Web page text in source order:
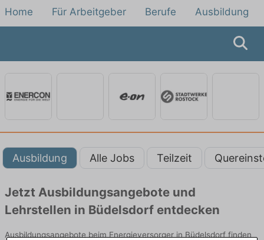
Home Für Arbeitgeber Berufe Ausbildung
Ausbildung Alle Jobs Teilzeit
Jetzt Ausbildungsangebote und
Lehrstellen in Büdelsdorf entdecken
Ausbildungsangebote beim Energieversorger in Büdelsdorf finden